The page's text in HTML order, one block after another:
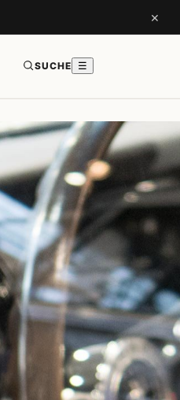
×
SUCHE ☰